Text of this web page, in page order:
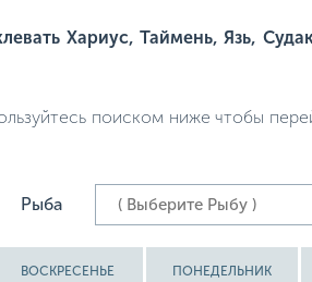
Хариус, Таймень, Язь,
поиском ниже чтобы
Рыба
ВОСКРЕСЕНЬЕ ПОНЕДЕЛЬНИК